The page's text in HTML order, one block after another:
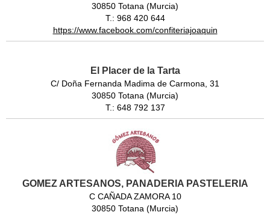
30850 Totana (Murcia)
T.: 968 420 644
https://www.facebook.com/confiteriajoaquin
El Placer de la Tarta
C/ Doña Fernanda Madima de Carmona, 31
30850 Totana (Murcia)
T.: 648 792 137
GOMEZ ARTESANOS, PANADERIA PASTELERIA
C CAÑADA ZAMORA 10
30850 Totana (Murcia)